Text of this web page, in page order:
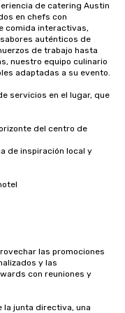
de catering Austin
en chefs con
comida interactivas,
auténticos de
de trabajo hasta
nuestro equipo culinario
adaptadas a su evento.
servicios en el lugar, que
del centro de
de inspiración local y
las promociones
y las
con reuniones y
la junta directiva, una